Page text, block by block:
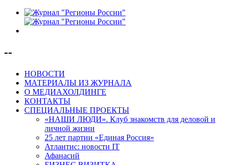
--
НОВОСТИ
МАТЕРИАЛЫ ИЗ ЖУРНАЛА
О МЕДИАХОЛДИНГЕ
КОНТАКТЫ
СПЕЦИАЛЬНЫЕ ПРОЕКТЫ
«НАШИ ЛЮДИ». Клуб знакомств для деловой и
личной жизни
25 лет партии «Единая Россия»
Атлантис: новости IT
Афанасий